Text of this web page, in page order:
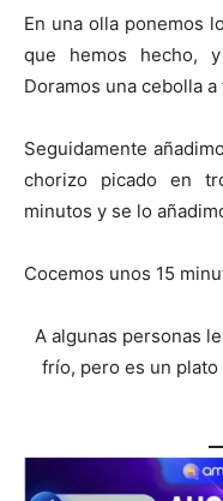
En una olla ponemos
que hemos hecho,
Doramos una cebolla
Seguidamente
chorizo picado en
minutos y se lo
Cocemos unos 15
A algunas personas
frío, pero es un